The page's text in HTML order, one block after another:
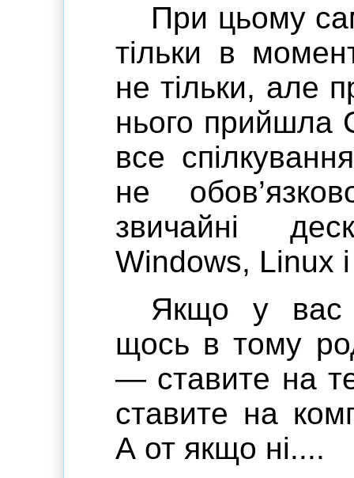
При цьому
тільки в
не тільки, але
нього прийшла
все
не
звичайні
Windows, Linux
Якщо у вас
щось в тому
— ставите на
ставите на
А от якщо ні....